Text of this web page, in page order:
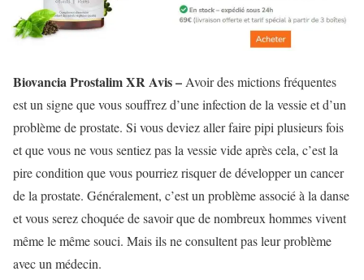
Biovancia Prostalim XR Avis – Avoir des mictions fréquentes
est un signe que vous souffrez d’une infection de la vessie et d’un
problème de prostate. Si vous deviez aller faire pipi plusieurs fois
et que vous ne vous sentiez pas la vessie vide après cela, c’est la
pire condition que vous pourriez risquer de développer un cancer
de la prostate. Généralement, c’est un problème associé à la danse
et vous serez choquée de savoir que de nombreux hommes vivent
même le même souci. Mais ils ne consultent pas leur problème
avec un médecin.